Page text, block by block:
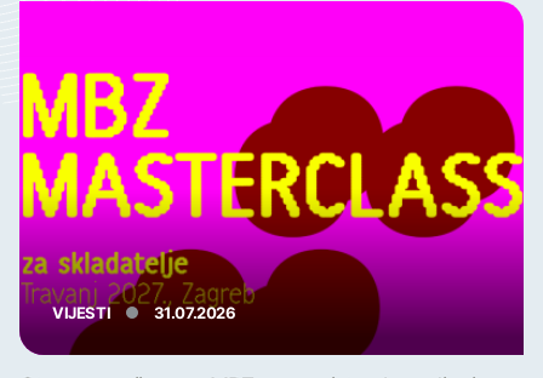
VIJESTI 31.07.2026